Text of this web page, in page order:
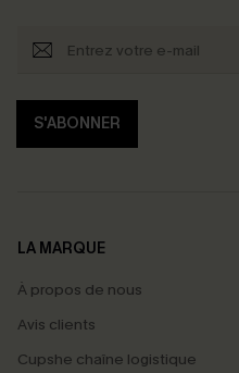
S'ABONNER
LA MARQUE
À propos de nous
Avis clients
Cupshe chaîne logistique